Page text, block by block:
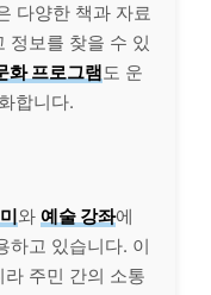
다양한 책과 자료
정보를 찾을 수 있
화 프로그램도 운
합니다.
와 예술 강좌에
하고 있습니다. 이
주민 간의 소통